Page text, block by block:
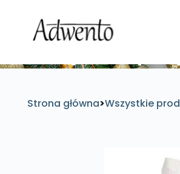
Strona główna>Wszystkie